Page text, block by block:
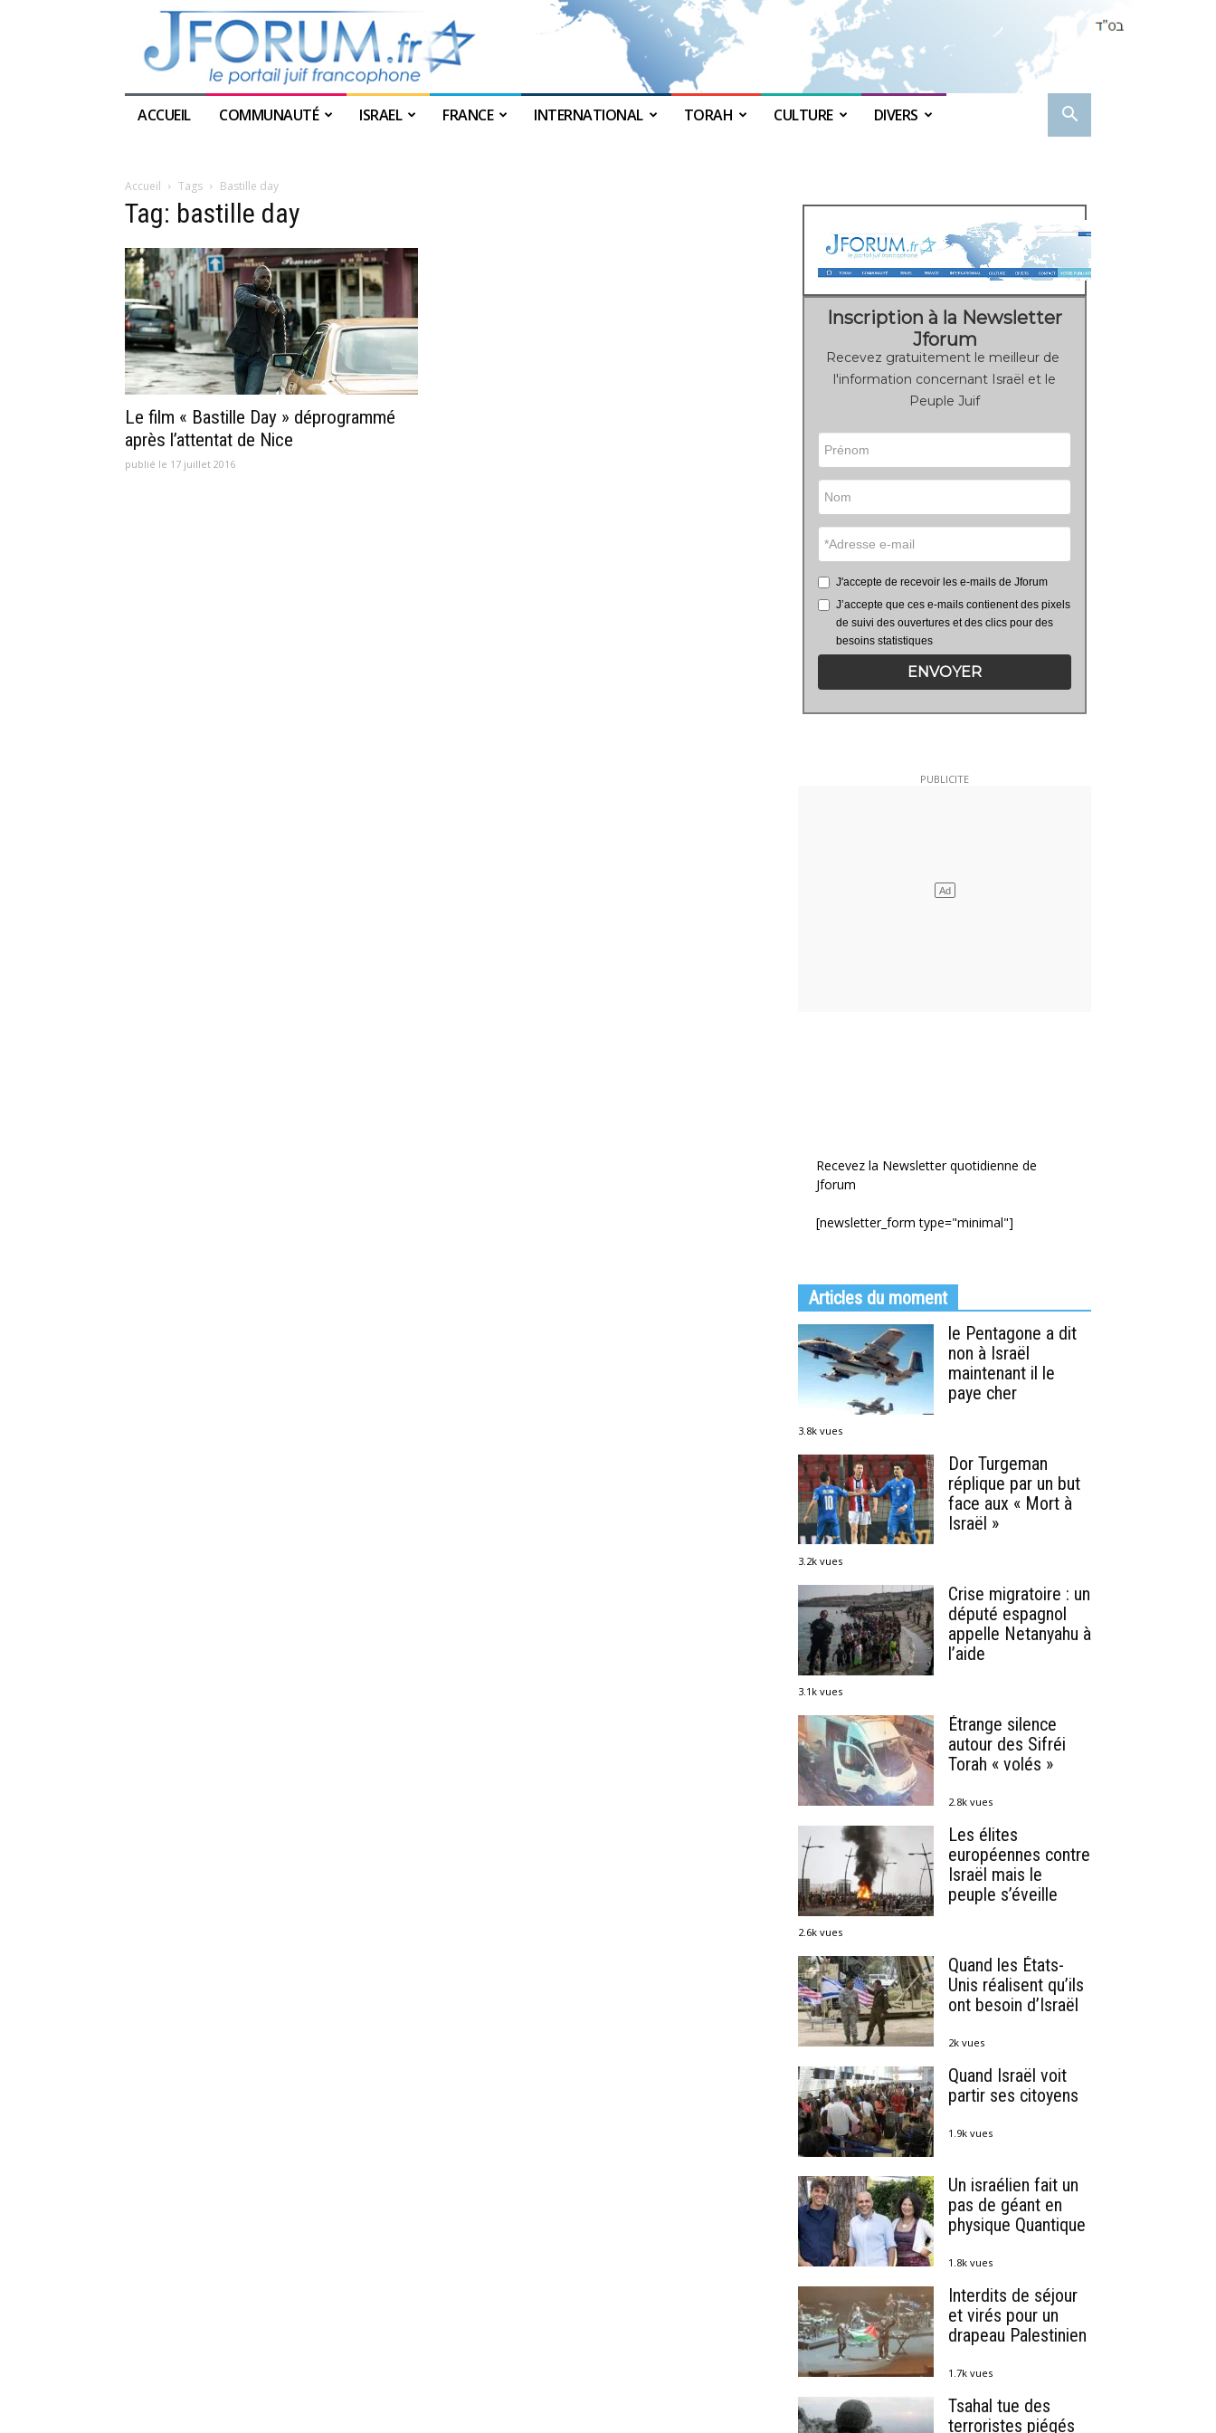
ACCUEIL COMMUNAUTÉ ISRAEL FRANCE INTERNATIONAL TORAH CULTURE DIVERS
Accueil Tags Bastille day
Tag: bastille day
Le film « Bastille Day » déprogrammé
après l’attentat de Nice
publié le 17 juillet 2016
Inscription à la Newsletter
Jforum
Recevez gratuitement le meilleur de
l'information concernant Israël et le
Peuple Juif
J'accepte de recevoir les e-mails de Jforum
J’accepte que ces e-mails contienent des pixels
de suivi des ouvertures et des clics pour des
besoins statistiques
ENVOYER
Recevez la Newsletter quotidienne de
Jforum
[newsletter_form type="minimal"]
Articles du moment
le Pentagone a dit
non à Israël
maintenant il le
paye cher
3.8k vues
Dor Turgeman
réplique par un but
face aux « Mort à
Israël »
3.2k vues
Crise migratoire : un
député espagnol
appelle Netanyahu à
l’aide
3.1k vues
Étrange silence
autour des Sifréi
Torah « volés »
2.8k vues
Les élites
européennes contre
Israël mais le
peuple s’éveille
2.6k vues
Quand les États-
Unis réalisent qu’ils
ont besoin d’Israël
2k vues
Quand Israël voit
partir ses citoyens
1.9k vues
Un israélien fait un
pas de géant en
physique Quantique
1.8k vues
Interdits de séjour
et virés pour un
drapeau Palestinien
1.7k vues
Tsahal tue des
terroristes piégés